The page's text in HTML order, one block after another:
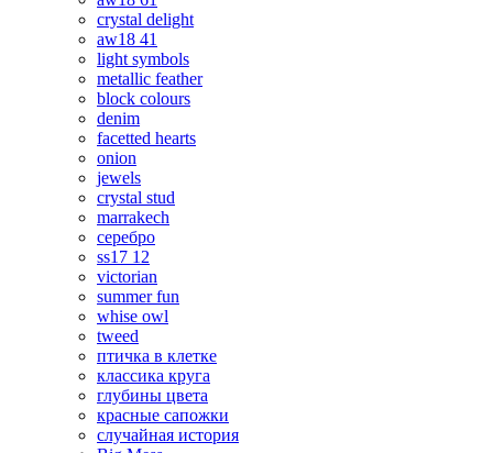
crystal delight
aw18 41
light symbols
metallic feather
block colours
denim
facetted hearts
onion
jewels
crystal stud
marrakech
серебро
ss17 12
victorian
summer fun
whise owl
tweed
птичка в клетке
классика круга
глубины цвета
красные сапожки
случайная история